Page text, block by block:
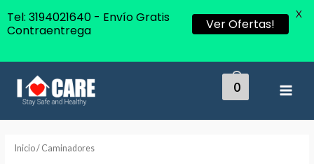
0
Inicio/ Caminadores
Tel: 3194021640 - Envío Gratis
Contraentrega
Ver Ofertas!
X